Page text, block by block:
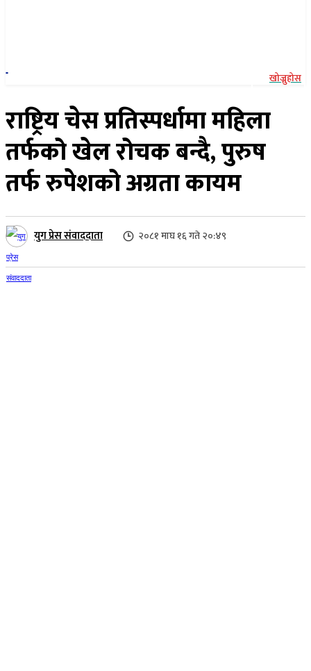
खोज्नुहोस
राष्ट्रिय चेस प्रतिस्पर्धामा महिला
तर्फको खेल रोचक बन्दै, पुरुष
तर्फ रुपेशको अग्रता कायम
युग प्रेस संवाददाता २०८१ माघ १६ गते २०:४९